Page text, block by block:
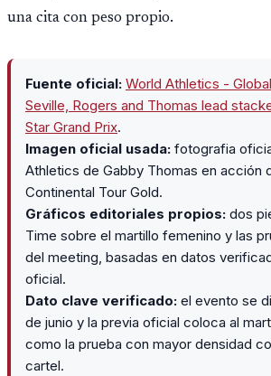
una cita con peso propio.
Fuente oficial: World Athletics -
Seville, Rogers and Thomas lead
Star Grand Prix.
Imagen oficial usada: fotografia
Athletics de Gabby Thomas en acción
Continental Tour Gold.
Gráficos editoriales propios: dos
Time sobre el martillo femenino y las
del meeting, basadas en datos
oficial.
Dato clave verificado: el evento se
de junio y la previa oficial coloca al
como la prueba con mayor densidad
cartel.